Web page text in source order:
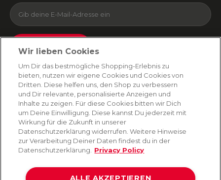
Absenden
Du kannst dich jederzeit von unserem Newsletter abmelden. Indem du fortfährst, stimmst
du unseren E-Mail-Bedingungenund Datenschutzbestimmungen zu
AMORANA
MARKEN
SERVICE
Wir lieben Cookies
Um Dir das bestmögliche Shopping-Erlebnis zu
bieten, nutzen wir eigene Cookies und Cookies von
Dritten. Diese helfen uns, den Shop zu verbessern
und Dir relevante, personalisierte Anzeigen und
Inhalte zu zeigen. Für diese Cookies bitten wir Dich
um Deine Einwilligung. Diese kannst Du jederzeit mit
Wirkung für die Zukunft in unserer
Datenschutzerklärung widerrufen. Weitere Hinweise
zur Verarbeitung Deiner Daten findest du in der
Datenschutzerklärung.
Privacy Policy
ALLE AKZEPTIEREN